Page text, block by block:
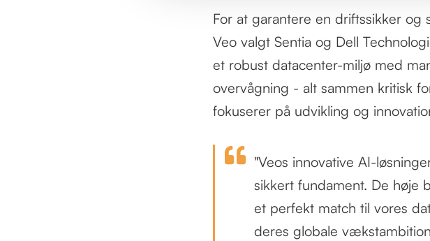
For at garantere en driftssikker
Veo valgt Sentia og Dell
et robust datacenter-miljø med
overvågning - alt sammen kritisk
fokuserer på udvikling og
"Veos innovative AI-
sikkert fundament. De høje
et perfekt match til vores
deres globale